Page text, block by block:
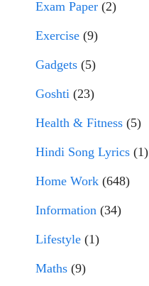
Exam Paper (2)
Exercise (9)
Gadgets (5)
Goshti (23)
Health & Fitness (5)
Hindi Song Lyrics (1)
Home Work (648)
Information (34)
Lifestyle (1)
Maths (9)